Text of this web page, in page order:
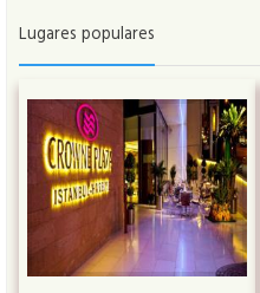
Lugares populares